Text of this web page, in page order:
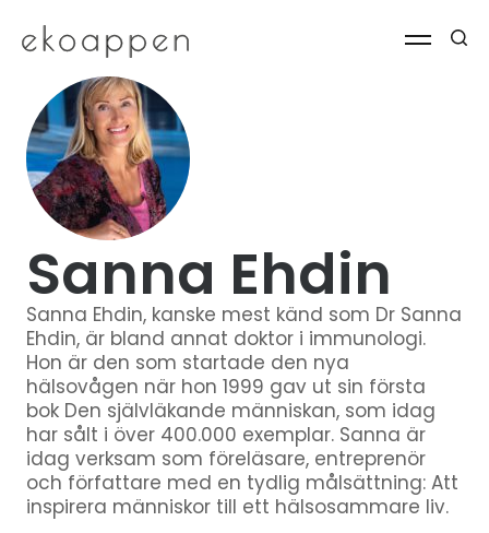
Sanna Ehdin
Sanna Ehdin, kanske mest känd som Dr Sanna
Ehdin, är bland annat doktor i immunologi.
Hon är den som startade den nya
hälsovågen när hon 1999 gav ut sin första
bok Den självläkande människan, som idag
har sålt i över 400.000 exemplar. Sanna är
idag verksam som föreläsare, entreprenör
och författare med en tydlig målsättning: Att
inspirera människor till ett hälsosammare liv.